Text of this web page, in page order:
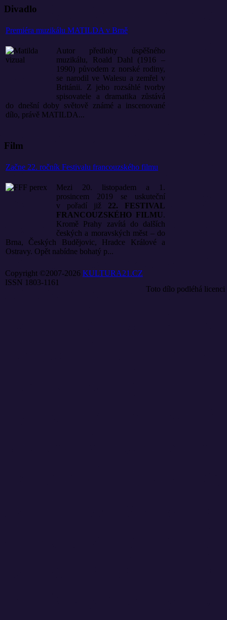
Divadlo
Premiéra muzikálu MATILDA v Brně
Autor předlohy úspěšného
muzikálu, Roald Dahl (1916 –
1990) původem z norské rodiny,
se narodil ve Walesu a zemřel v
Británii. Z jeho rozsáhlé tvorby
spisovatele a dramatika zůstává
do dnešní doby světově známé a inscenované
dílo, právě MATILDA...
Film
Začne 22. ročník Festivalu francouzského filmu
Mezi 20. listopadem a 1.
prosincem 2019 se uskuteční
v pořadí již 22. FESTIVAL
FRANCOUZSKÉHO FILMU.
Kromě Prahy zavítá do dalších
českých a moravských měst – do
Brna, Českých Budějovic, Hradce Králové a
Ostravy. Opět nabídne bohatý p...
Copyright ©2007-2026 KULTURA21.CZ
ISSN 1803-1161
Toto dílo podléhá licenci